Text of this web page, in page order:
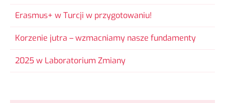
Erasmus+ w Turcji w przygotowaniu!
Korzenie jutra – wzmacniamy nasze fundamenty
2025 w Laboratorium Zmiany